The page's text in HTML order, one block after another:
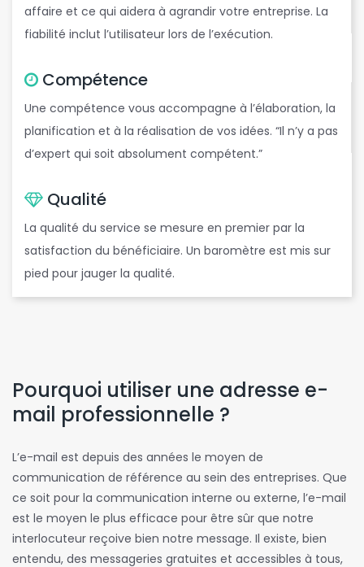
n
n
affaire et ce qui aidera à agrandir votre entreprise. La
fiabilité inclut l’utilisateur lors de l’exécution.
Compétence
Une compétence vous accompagne à l’élaboration, la
planification et à la réalisation de vos idées. “Il n’y a pas
d’expert qui soit absolument compétent.”
Qualité
La qualité du service se mesure en premier par la
satisfaction du bénéficiaire. Un baromètre est mis sur
pied pour jauger la qualité.
Pourquoi utiliser une adresse e-
mail professionnelle ?
L’e-mail est depuis des années le moyen de
communication de référence au sein des entreprises. Que
ce soit pour la communication interne ou externe, l’e-mail
est le moyen le plus efficace pour être sûr que notre
interlocuteur reçoive bien notre message. Il existe, bien
entendu, des messageries gratuites et accessibles à tous,